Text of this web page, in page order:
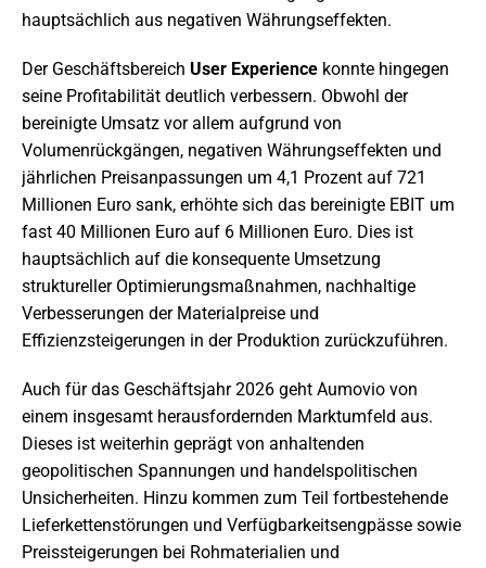
hauptsächlich aus negativen Währungseffekten.
Der Geschäftsbereich User Experience konnte hingegen
seine Profitabilität deutlich verbessern. Obwohl der
bereinigte Umsatz vor allem aufgrund von
Volumenrückgängen, negativen Währungseffekten und
jährlichen Preisanpassungen um 4,1 Prozent auf 721
Millionen Euro sank, erhöhte sich das bereinigte EBIT um
fast 40 Millionen Euro auf 6 Millionen Euro. Dies ist
hauptsächlich auf die konsequente Umsetzung
struktureller Optimierungsmaßnahmen, nachhaltige
Verbesserungen der Materialpreise und
Effizienzsteigerungen in der Produktion zurückzuführen.
Auch für das Geschäftsjahr 2026 geht Aumovio von
einem insgesamt herausfordernden Marktumfeld aus.
Dieses ist weiterhin geprägt von anhaltenden
geopolitischen Spannungen und handelspolitischen
Unsicherheiten. Hinzu kommen zum Teil fortbestehende
Lieferkettenstörungen und Verfügbarkeitsengpässe sowie
Preissteigerungen bei Rohmaterialien und